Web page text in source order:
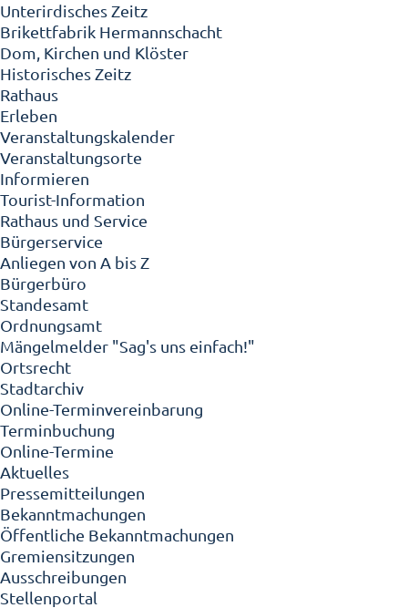
Unterirdisches Zeitz
Brikettfabrik Hermannschacht
Dom, Kirchen und Klöster
Historisches Zeitz
Rathaus
Erleben
Veranstaltungskalender
Veranstaltungsorte
Informieren
Tourist-Information
Rathaus und Service
Bürgerservice
Anliegen von A bis Z
Bürgerbüro
Standesamt
Ordnungsamt
Mängelmelder "Sag's uns einfach!"
Ortsrecht
Stadtarchiv
Online-Terminvereinbarung
Terminbuchung
Online-Termine
Aktuelles
Pressemitteilungen
Bekanntmachungen
Öffentliche Bekanntmachungen
Gremiensitzungen
Ausschreibungen
Stellenportal